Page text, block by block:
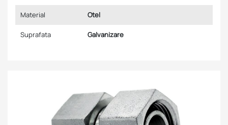
Material Otel
Suprafata Galvanizare